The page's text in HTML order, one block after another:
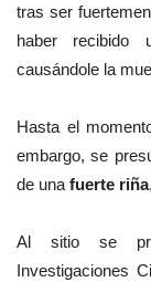
tras ser
haber recibido
causándole la
Hasta el
embargo, se
de una fuerte riña
Al sitio se
Investigaciones